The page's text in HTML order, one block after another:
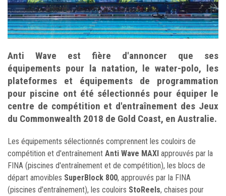
Anti Wave est fière d'annoncer que ses
équipements pour la natation, le water-polo, les
plateformes et équipements de programmation
pour piscine ont été sélectionnés pour équiper le
centre de compétition et d'entraînement des Jeux
du Commonwealth 2018 de Gold Coast, en Australie.
Les équipements sélectionnés comprennent les couloirs de
compétition et d'entraînement Anti Wave MAXI approuvés par la
FINA (piscines d'entraînement et de compétition), les blocs de
départ amovibles SuperBlock 800, approuvés par la FINA
(piscines d'entraînement), les couloirs StoReels, chaises pour